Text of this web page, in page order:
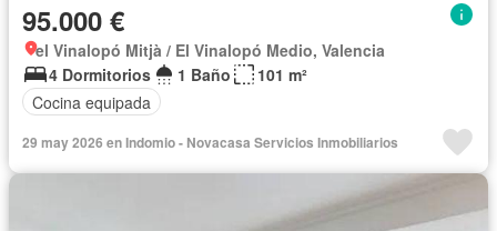
95.000 €
el Vinalopó Mitjà / El Vinalopó Medio, Valencia
4 Dormitorios
1 Baño
101 m²
Cocina equipada
29 may 2026 en Indomio - Novacasa Servicios Inmobiliarios